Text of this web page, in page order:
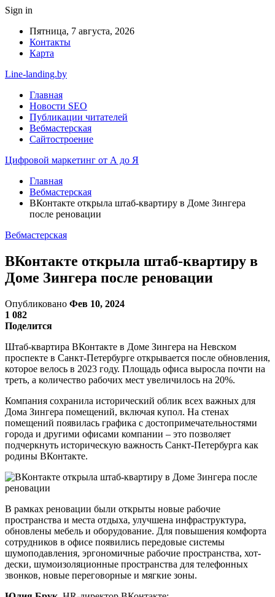
Sign in
Пятница, 7 августа, 2026
Контакты
Карта
Line-landing.by
Главная
Новости SEO
Публикации читателей
Вебмастерская
Сайтостроение
Цифровой маркетинг от А до Я
Главная
Вебмастерская
ВКонтакте открыла штаб-квартиру в Доме Зингера
после реновации
Вебмастерская
ВКонтакте открыла штаб-квартиру в
Доме Зингера после реновации
Опубликовано Фев 10, 2024
1 082
Поделится
Штаб-квартира ВКонтакте в Доме Зингера на Невском
проспекте в Санкт-Петербурге открывается после обновления,
которое велось в 2023 году. Площадь офиса выросла почти на
треть, а количество рабочих мест увеличилось на 20%.
Компания сохранила исторический облик всех важных для
Дома Зингера помещений, включая купол. На стенах
помещений появилась графика с достопримечательностями
города и другими офисами компании – это позволяет
подчеркнуть историческую важность Санкт-Петербурга как
родины ВКонтакте.
В рамках реновации были открыты новые рабочие
пространства и места отдыха, улучшена инфраструктура,
обновлены мебель и оборудование. Для повышения комфорта
сотрудников в офисе появились передовые системы
шумоподавления, эргономичные рабочие пространства, хот-
дески, шумоизоляционные пространства для телефонных
звонков, новые переговорные и мягкие зоны.